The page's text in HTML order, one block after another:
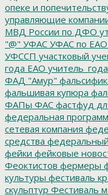
опеке и
управляющие
МВД России по ДФО
"@" УФАС УФАС по ЕАО
УФССП участковый
года ЕАО учитель_года
ФАД "Амур"
фальшивая купюра
ФАПы ФАС фастфуд
федеральная
сетевая компания
средства
фейки фейковые
Феоктистов фермеры
культуры фестиваль
скульптур Фестиваль